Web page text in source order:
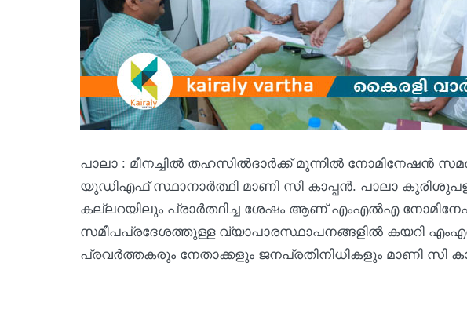
പാലാ : മീനച്ചിൽ തഹസിൽദാർക്ക് മുന്നിൽ നോമിനേഷൻ
യുഡിഎഫ് സ്ഥാനാർത്ഥി മാണി സി കാപ്പൻ. പാലാ
കല്ലറയിലും പ്രാർത്ഥിച്ച ശേഷം ആണ് എംഎൽഎ
സമീപപ്രദേശത്തുള്ള വ്യാപാരസ്ഥാപനങ്ങളിൽ കയറി
പ്രവർത്തകരും നേതാക്കളും ജനപ്രതിനിധികളും മാണി സി